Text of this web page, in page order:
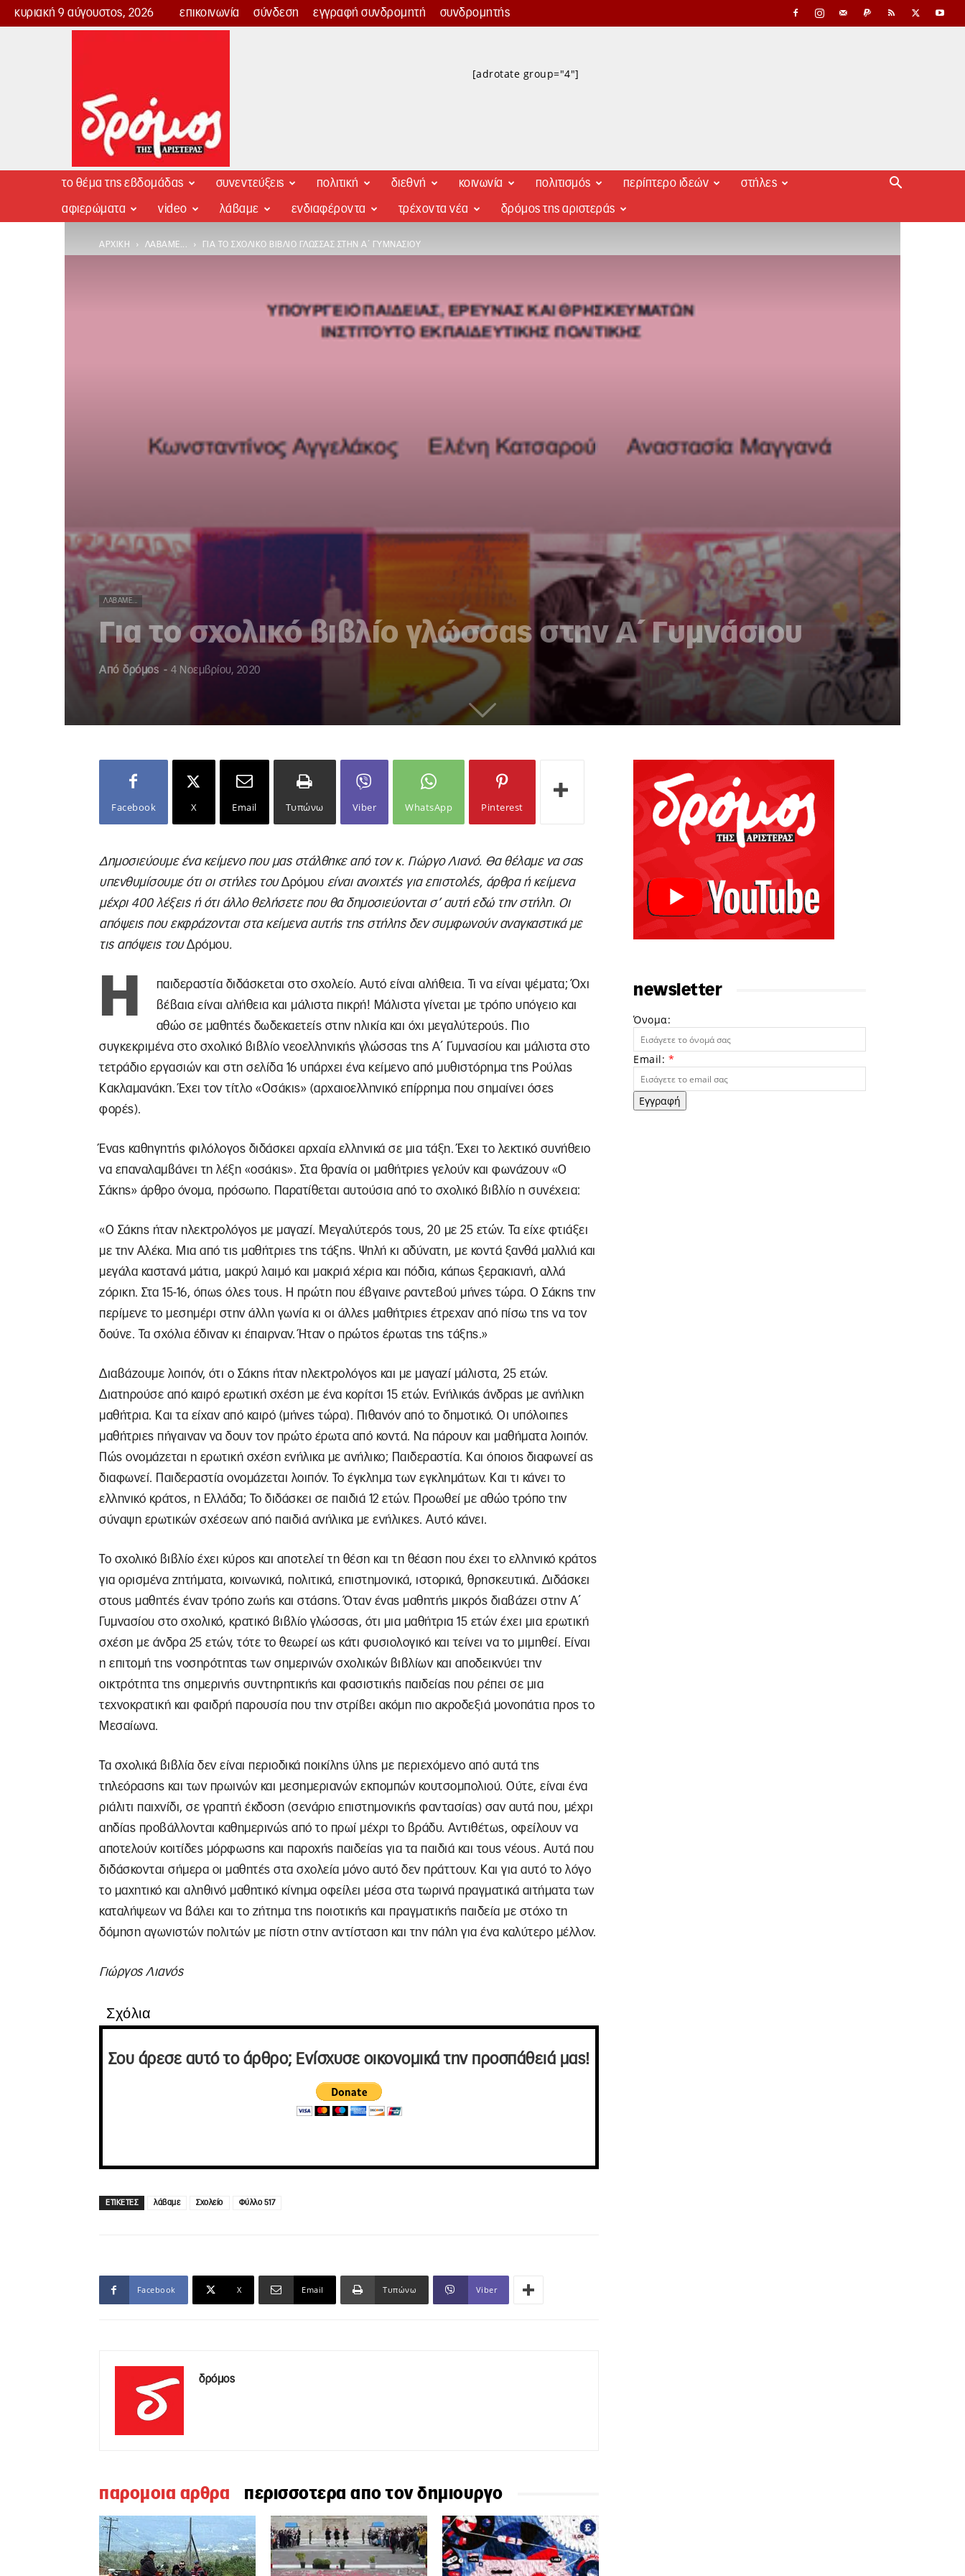
κυριακή 9 αύγουστος, 2026 επικοινωνία σύνδεση εγγραφή συνδρομητή συνδρομητής
Δρόμος
[adrotate group="4"]
το θέμα της εβδομάδας συνεντεύξεις πολιτική διεθνή κοινωνία πολιτισμός περίπτερο ιδεών στήλες
αφιερώματα video λάβαμε ενδιαφέροντα τρέχοντα νέα δρόμος της αριστεράς
ΑΡΧΙΚΉ ΛΆΒΑΜΕ... ΓΙΑ ΤΟ ΣΧΟΛΙΚΌ ΒΙΒΛΊΟ ΓΛΏΣΣΑΣ ΣΤΗΝ Α΄ ΓΥΜΝΆΣΙΟΥ
ΛΆΒΑΜΕ...
Για το σχολικό βιβλίο γλώσσας στην Α΄ Γυμνάσιου
Από δρόμος - 4 Νοεμβρίου, 2020
Facebook X Email Τυπώνω Viber WhatsApp Pinterest
Δημοσιεύουμε ένα κείμενο που μας στάλθηκε από τον κ. Γιώργο Λιανό. Θα θέλαμε να σας
υπενθυμίσουμε ότι οι στήλες τουΔρόμου είναι ανοιχτές για επιστολές, άρθρα ή κείμενα
μέχρι 400 λέξεις ή ότι άλλο θελήσετε που θα δημοσιεύονται σ’ αυτή εδώ την στήλη. Οι
απόψεις που εκφράζονται στα κείμενα αυτής της στήλης δεν συμφωνούν αναγκαστικά με
τις απόψεις τουΔρόμου.
Η
παιδεραστία διδάσκεται στο σχολείο. Αυτό είναι αλήθεια. Τι να είναι ψέματα; Όχι
βέβαια είναι αλήθεια και μάλιστα πικρή! Μάλιστα γίνεται με τρόπο υπόγειο και
αθώο σε μαθητές δωδεκαετείς στην ηλικία και όχι μεγαλύτερούς. Πιο
συγκεκριμένα στο σχολικό βιβλίο νεοελληνικής γλώσσας της Α΄ Γυμνασίου και μάλιστα στο
τετράδιο εργασιών και στη σελίδα 16 υπάρχει ένα κείμενο από μυθιστόρημα της Ρούλας
Κακλαμανάκη. Έχει τον τίτλο «Οσάκις» (αρχαιοελληνικό επίρρημα που σημαίνει όσες
φορές).
Ένας καθηγητής φιλόλογος διδάσκει αρχαία ελληνικά σε μια τάξη. Έχει το λεκτικό συνήθειο
να επαναλαμβάνει τη λέξη «οσάκις». Στα θρανία οι μαθήτριες γελούν και φωνάζουν «Ο
Σάκης» άρθρο όνομα, πρόσωπο. Παρατίθεται αυτούσια από το σχολικό βιβλίο η συνέχεια:
«Ο Σάκης ήταν ηλεκτρολόγος με μαγαζί. Μεγαλύτερός τους, 20 με 25 ετών. Τα είχε φτιάξει
με την Αλέκα. Μια από τις μαθήτριες της τάξης. Ψηλή κι αδύνατη, με κοντά ξανθά μαλλιά και
μεγάλα καστανά μάτια, μακρύ λαιμό και μακριά χέρια και πόδια, κάπως ξερακιανή, αλλά
ζόρικη. Στα 15-16, όπως όλες τους. Η πρώτη που έβγαινε ραντεβού μήνες τώρα. Ο Σάκης την
περίμενε το μεσημέρι στην άλλη γωνία κι οι άλλες μαθήτριες έτρεχαν από πίσω της να τον
δούνε. Τα σχόλια έδιναν κι έπαιρναν. Ήταν ο πρώτος έρωτας της τάξης.»
Διαβάζουμε λοιπόν, ότι ο Σάκης ήταν ηλεκτρολόγος και με μαγαζί μάλιστα, 25 ετών.
Διατηρούσε από καιρό ερωτική σχέση με ένα κορίτσι 15 ετών. Ενήλικάς άνδρας με ανήλικη
μαθήτρια. Και τα είχαν από καιρό (μήνες τώρα). Πιθανόν από το δημοτικό. Οι υπόλοιπες
μαθήτριες πήγαιναν να δουν τον πρώτο έρωτα από κοντά. Να πάρουν και μαθήματα λοιπόν.
Πώς ονομάζεται η ερωτική σχέση ενήλικα με ανήλικο; Παιδεραστία. Και όποιος διαφωνεί ας
διαφωνεί. Παιδεραστία ονομάζεται λοιπόν. Το έγκλημα των εγκλημάτων. Και τι κάνει το
ελληνικό κράτος, η Ελλάδα; Το διδάσκει σε παιδιά 12 ετών. Προωθεί με αθώο τρόπο την
σύναψη ερωτικών σχέσεων από παιδιά ανήλικα με ενήλικες. Αυτό κάνει.
Το σχολικό βιβλίο έχει κύρος και αποτελεί τη θέση και τη θέαση που έχει το ελληνικό κράτος
για ορισμένα ζητήματα, κοινωνικά, πολιτικά, επιστημονικά, ιστορικά, θρησκευτικά. Διδάσκει
στους μαθητές έναν τρόπο ζωής και στάσης. Όταν ένας μαθητής μικρός διαβάζει στην Α΄
Γυμνασίου στο σχολικό, κρατικό βιβλίο γλώσσας, ότι μια μαθήτρια 15 ετών έχει μια ερωτική
σχέση με άνδρα 25 ετών, τότε το θεωρεί ως κάτι φυσιολογικό και τείνει να το μιμηθεί. Είναι
η επιτομή της νοσηρότητας των σημερινών σχολικών βιβλίων και αποδεικνύει την
οικτρότητα της σημερινής συντηρητικής και φασιστικής παιδείας που ρέπει σε μια
τεχνοκρατική και φαιδρή παρουσία που την στρίβει ακόμη πιο ακροδεξιά μονοπάτια προς το
Μεσαίωνα.
Τα σχολικά βιβλία δεν είναι περιοδικά ποικίλης ύλης με περιεχόμενο από αυτά της
τηλεόρασης και των πρωινών και μεσημεριανών εκπομπών κουτσομπολιού. Ούτε, είναι ένα
ριάλιτι παιχνίδι, σε γραπτή έκδοση (σενάριο επιστημονικής φαντασίας) σαν αυτά που, μέχρι
αηδίας προβάλλονται καθημερινώς από το πρωί μέχρι το βράδυ. Αντιθέτως, οφείλουν να
αποτελούν κοιτίδες μόρφωσης και παροχής παιδείας για τα παιδιά και τους νέους. Αυτά που
διδάσκονται σήμερα οι μαθητές στα σχολεία μόνο αυτό δεν πράττουν. Και για αυτό το λόγο
το μαχητικό και αληθινό μαθητικό κίνημα οφείλει μέσα στα τωρινά πραγματικά αιτήματα των
καταλήψεων να βάλει και το ζήτημα της ποιοτικής και πραγματικής παιδεία με στόχο τη
δόμηση αγωνιστών πολιτών με πίστη στην αντίσταση και την πάλη για ένα καλύτερο μέλλον.
Γιώργος Λιανός
Σχόλια
Σου άρεσε αυτό το άρθρο; Ενίσχυσε οικονομικά την προσπάθειά μας!
ΕΤΙΚΕΤΕΣ λάβαμε Σχολείο Φύλλο 517
Facebook X Email Τυπώνω Viber
δρόμος
παρομοια αρθρα περισσοτερα απο τον δημιουργο
newsletter
Όνομα:
Email: *
Εγγραφή